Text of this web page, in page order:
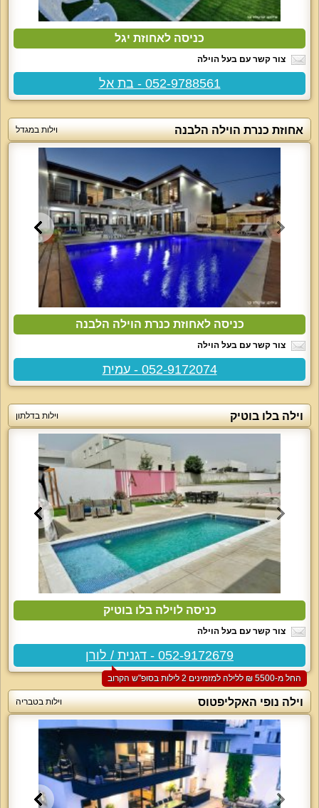
כניסה לאחוזת יגל
צור קשר עם בעל הוילה
052-9788561 - בת אל
אחוזת כנרת הוילה הלבנה וילות במגדל
כניסה לאחוזת כנרת הוילה הלבנה
צור קשר עם בעל הוילה
052-9172074 - עמית
וילה בלו בוטיק וילות בדלתון
כניסה לוילה בלו בוטיק
צור קשר עם בעל הוילה
052-9172679 - דגנית / לורן
החל מ-‏5500 ₪ ללילה למזמינים 2 לילות בסופ"ש הקרוב
וילה נופי האקליפטוס וילות בטבריה